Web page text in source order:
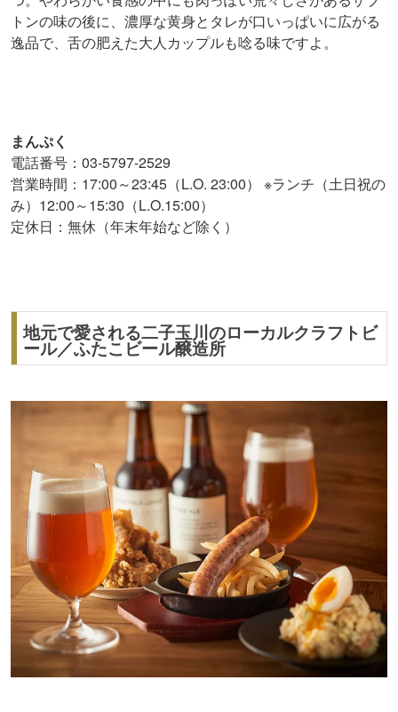
トンの味の後に、濃厚な黄身とタレが口いっぱいに広がる
逸品で、舌の肥えた大人カップルも唸る味ですよ。
まんぷく
電話番号：03-5797-2529
営業時間：17:00～23:45（L.O. 23:00） ※ランチ（土日祝の
み）12:00～15:30（L.O.15:00）
定休日：無休（年末年始など除く）
地元で愛される二子玉川のローカルクラフトビ
ール／ふたこビール醸造所